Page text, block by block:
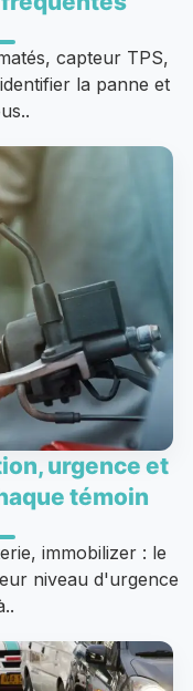
capteur TPS,
la panne et
urgence et
témoin
immobilizer : le
niveau d'urgence